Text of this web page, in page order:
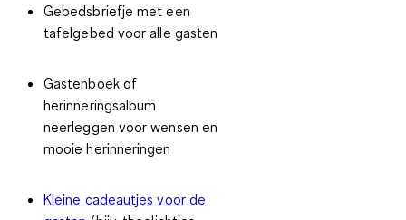
Gebedsbriefje met een
tafelgebed voor alle gasten
Gastenboek of
herinneringsalbum
neerleggen voor wensen en
mooie herinneringen
Kleine cadeautjes voor de